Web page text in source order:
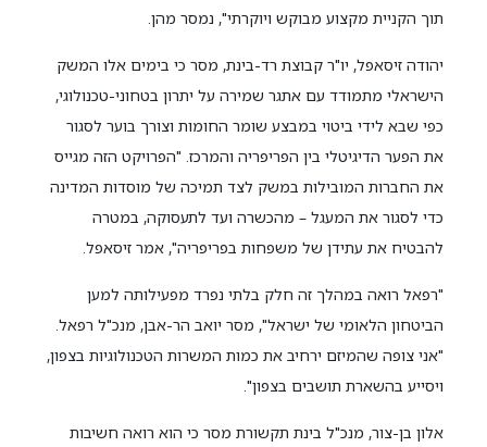
תוך הקניית מקצוע מבוקש ויוקרתי", נמסר מהן.
יהודה זיסאפל, יו"ר קבוצת רד-בינת, מסר כי בימים אלו המשק
הישראלי מתמודד עם אתגר שמירה על יתרון בטחוני-טכנולוגי,
כפי שבא לידי ביטוי במבצע שומר החומות וצורך בוער לסגור
את הפער הדיגיטלי בין הפריפריה והמרכז. "הפרויקט הזה מגייס
את החברות המובילות במשק לצד תמיכה של מוסדות המדינה
כדי לסגור את המעגל – מהכשרה ועד לתעסוקה, במטרה
להבטיח את עתידן של משפחות בפריפריה", אמר זיסאפל.
"רפאל רואה במהלך זה חלק בלתי נפרד מפעילותה למען
הביטחון הלאומי של ישראל", מסר יואב הר-אבן, מנכ"ל רפאל.
"אני צופה שהמיזם ירחיב את כמות המשרות הטכנולוגיות בצפון,
ויסייע בהשארת תושבים בצפון".
אלון בן-צור, מנכ"ל בינת תקשורת מסר כי הוא רואה חשיבות